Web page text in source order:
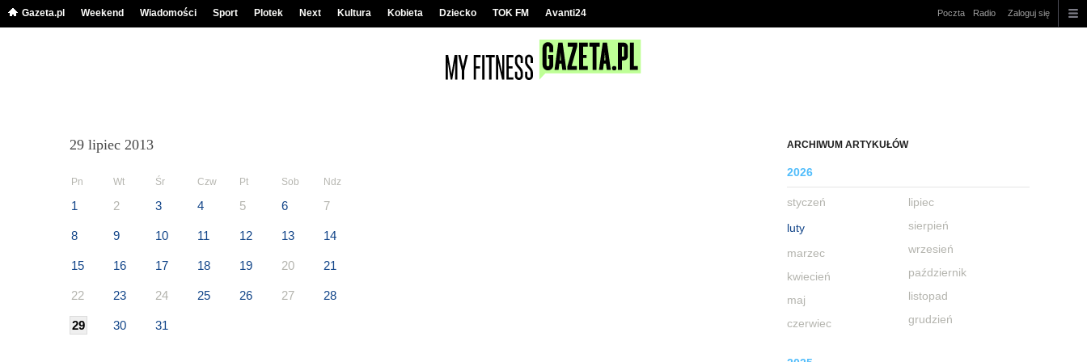
Gazeta.pl Weekend Wiadomości Sport Plotek Next Kultura Kobieta Dziecko TOK FM Avanti24 Poczta Radio Zaloguj się
ARCHIWUM ARTYKUŁÓW
2026
styczeń
luty
marzec
kwiecień
maj
czerwiec
lipiec
sierpień
wrzesień
październik
listopad
grudzień
29 lipiec 2013
Pn Wt Śr Czw Pt Sob Ndz
1 2 3 4 5 6 7
8 9 10 11 12 13 14
15 16 17 18 19 20 21
22 23 24 25 26 27 28
29 30 31